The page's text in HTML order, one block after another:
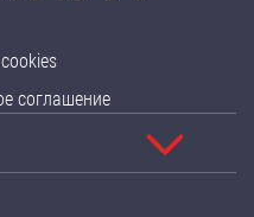
соглашение